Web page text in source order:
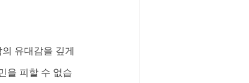
유대감을 깊게
을 피할 수 없습